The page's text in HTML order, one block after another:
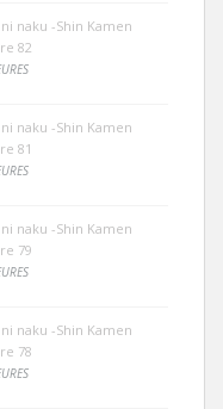
naku -Shin Kamen
82
naku -Shin Kamen
81
naku -Shin Kamen
79
naku -Shin Kamen
78